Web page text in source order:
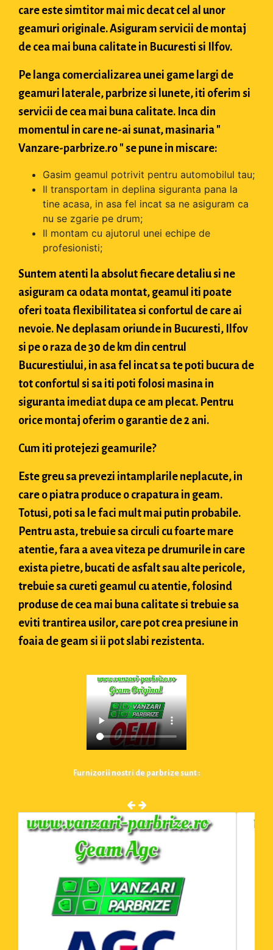
care este simtitor mai mic decat cel al unor
geamuri originale. Asiguram servicii de montaj
de cea mai buna calitate in Bucuresti si Ilfov.
Pe langa comercializarea unei game largi de
geamuri laterale, parbrize si lunete, iti oferim si
servicii de cea mai buna calitate. Inca din
momentul in care ne-ai sunat, masinaria "
Vanzare-parbrize.ro " se pune in miscare:
Gasim geamul potrivit pentru automobilul tau;
Il transportam in deplina siguranta pana la
tine acasa, in asa fel incat sa ne asiguram ca
nu se zgarie pe drum;
Il montam cu ajutorul unei echipe de
profesionisti;
Suntem atenti la absolut fiecare detaliu si ne
asiguram ca odata montat, geamul iti poate
oferi toata flexibilitatea si confortul de care ai
nevoie. Ne deplasam oriunde in Bucuresti, Ilfov
si pe o raza de 30 de km din centrul
Bucurestiului, in asa fel incat sa te poti bucura de
tot confortul si sa iti poti folosi masina in
siguranta imediat dupa ce am plecat. Pentru
orice montaj oferim o garantie de 2 ani.
Cum iti protejezi geamurile?
Este greu sa prevezi intamplarile neplacute, in
care o piatra produce o crapatura in geam.
Totusi, poti sa le faci mult mai putin probabile.
Pentru asta, trebuie sa circuli cu foarte mare
atentie, fara a avea viteza pe drumurile in care
exista pietre, bucati de asfalt sau alte pericole,
trebuie sa cureti geamul cu atentie, folosind
produse de cea mai buna calitate si trebuie sa
eviti trantirea usilor, care pot crea presiune in
foaia de geam si ii pot slabi rezistenta.
Furnizorii nostri de parbrize sunt :